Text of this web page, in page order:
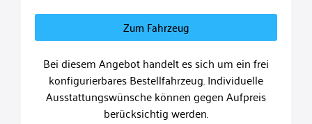
Zum Fahrzeug
Bei diesem Angebot handelt es sich um ein frei
konfigurierbares Bestellfahrzeug. Individuelle
Ausstattungswünsche können gegen Aufpreis
berücksichtig werden.